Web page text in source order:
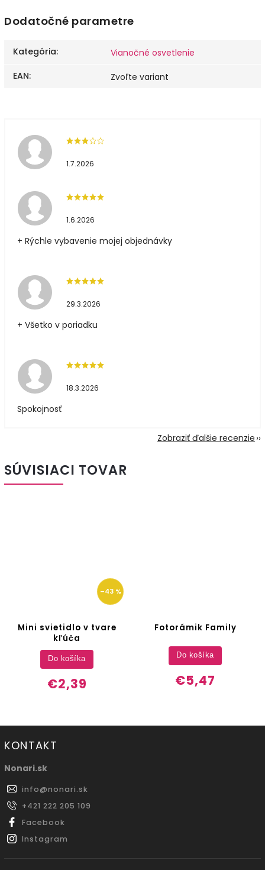
Dodatočné parametre
Kategória:
Vianočné osvetlenie
EAN: Zvoľte variant
1.7.2026
1.6.2026
+ Rýchle vybavenie mojej objednávky
29.3.2026
+ Všetko v poriadku
18.3.2026
Spokojnosť
Zobraziť ďalšie recenzie
SÚVISIACI TOVAR
–43 %
Mini svietidlo v tvare
kľúča
€2,39
Do košíka
Fotorámik Family
€5,47
Do košíka
KONTAKT
Nonari.sk
info@nonari.sk
+421 222 205 109
Facebook
Instagram